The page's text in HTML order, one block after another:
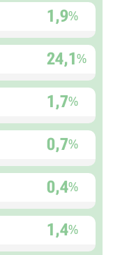
1,9%
24,1%
1,7%
0,7%
0,4%
1,4%